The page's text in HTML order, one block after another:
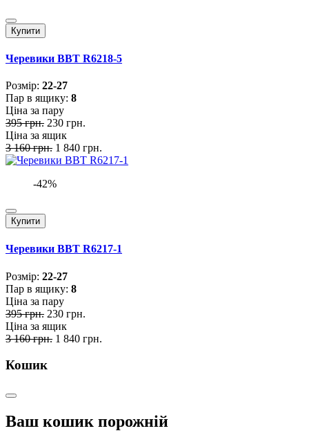
Купити
Черевики BBT R6218-5
Розмiр: 22-27
Пар в ящику: 8
Ціна за пару
395 грн. 230 грн.
Ціна за ящик
3 160 грн. 1 840 грн.
-42%
Купити
Черевики BBT R6217-1
Розмiр: 22-27
Пар в ящику: 8
Ціна за пару
395 грн. 230 грн.
Ціна за ящик
3 160 грн. 1 840 грн.
Кошик
Ваш кошик порожній